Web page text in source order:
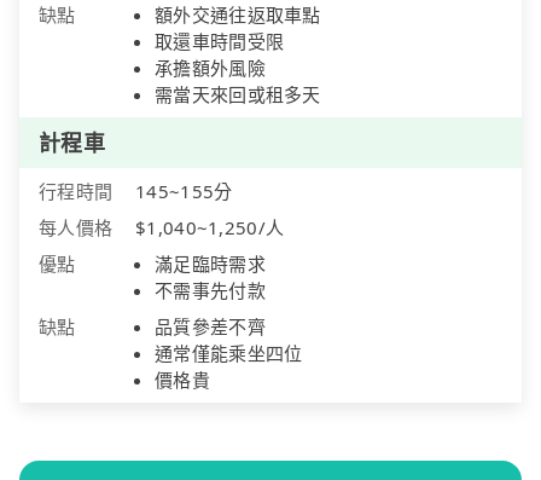
缺點
額外交通往返取車點
取還車時間受限
承擔額外風險
需當天來回或租多天
計程車
行程時間
145~155分
每人價格
$1,040~1,250/人
優點
滿足臨時需求
不需事先付款
缺點
品質參差不齊
通常僅能乘坐四位
價格貴